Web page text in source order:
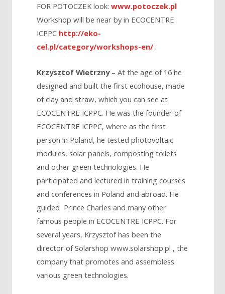
FOR POTOCZEK look:www.potoczek.pl
Workshop will be near by in ECOCENTRE
ICPPC http://eko-
cel.pl/category/workshops-en/ .
Krzysztof Wietrzny– At the age of 16 he
designed and built the first ecohouse, made
of clay and straw, which you can see at
ECOCENTRE ICPPC. He was the founder of
ECOCENTRE ICPPC, where as the first
person in Poland, he tested photovoltaic
modules, solar panels, composting toilets
and other green technologies. He
participated and lectured in training courses
and conferences in Poland and abroad. He
guided Prince Charles and many other
famous people in ECOCENTRE ICPPC. For
several years, Krzysztof has been the
director of Solarshop www.solarshop.pl , the
company that promotes and assembless
various green technologies.